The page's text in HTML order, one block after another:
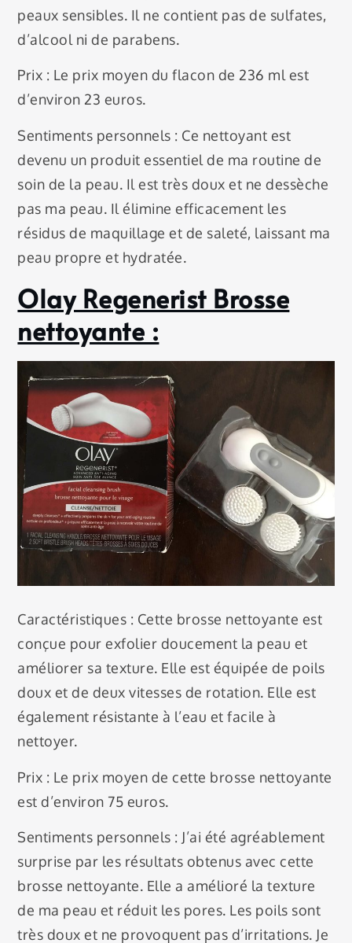
peaux sensibles. Il ne contient pas de sulfates,
d’alcool ni de parabens.
Prix : Le prix moyen du flacon de 236 ml est
d’environ 23 euros.
Sentiments personnels : Ce nettoyant est
devenu un produit essentiel de ma routine de
soin de la peau. Il est très doux et ne dessèche
pas ma peau. Il élimine efficacement les
résidus de maquillage et de saleté, laissant ma
peau propre et hydratée.
Olay Regenerist Brosse
nettoyante :
Caractéristiques : Cette brosse nettoyante est
conçue pour exfolier doucement la peau et
améliorer sa texture. Elle est équipée de poils
doux et de deux vitesses de rotation. Elle est
également résistante à l’eau et facile à
nettoyer.
Prix : Le prix moyen de cette brosse nettoyante
est d’environ 75 euros.
Sentiments personnels : J’ai été agréablement
surprise par les résultats obtenus avec cette
brosse nettoyante. Elle a amélioré la texture
de ma peau et réduit les pores. Les poils sont
très doux et ne provoquent pas d’irritations. Je